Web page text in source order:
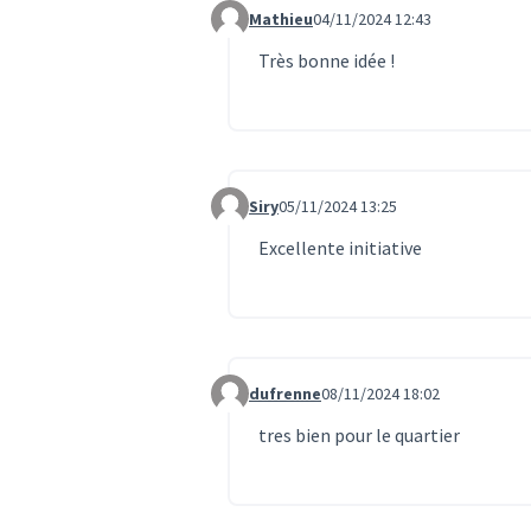
Commentaire 976
Mathieu04/11/2024 12:43
Très bonne idée !
Commentaire 1001
Siry05/11/2024 13:25
Excellente initiative
Commentaire 1100
dufrenne08/11/2024 18:02
tres bien pour le quartier